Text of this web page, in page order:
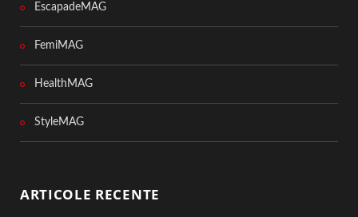
EscapadeMAG
FemiMAG
HealthMAG
StyleMAG
ARTICOLE RECENTE